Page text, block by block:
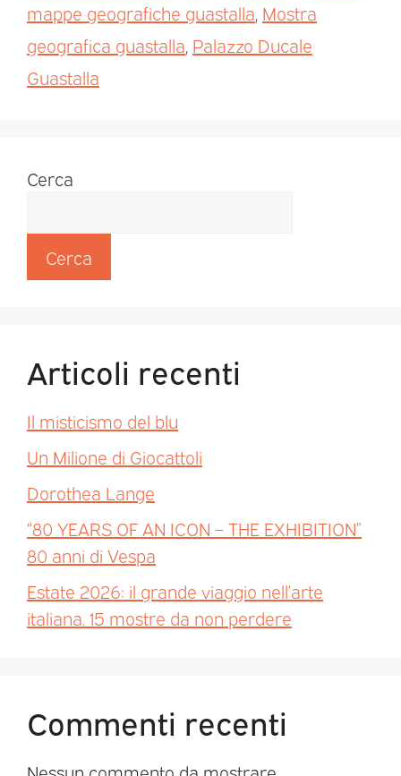
mappe geografiche guastalla Mostra
geografica guastalla Palazzo Ducale
Guastalla
Cerca
Cerca
Articoli recenti
Il misticismo del blu
Un Milione di Giocattoli
Dorothea Lange
“80 YEARS OF AN ICON – THE EXHIBITION”
80 anni di Vespa
Estate 2026: il grande viaggio nell’arte
italiana. 15 mostre da non perdere
Commenti recenti